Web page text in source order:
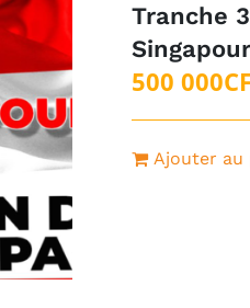
Tranche
Singapour
500 000
Ajouter au